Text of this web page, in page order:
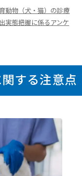
動物（犬・猫）の診療
実態把握に係るアンケ
する注意点